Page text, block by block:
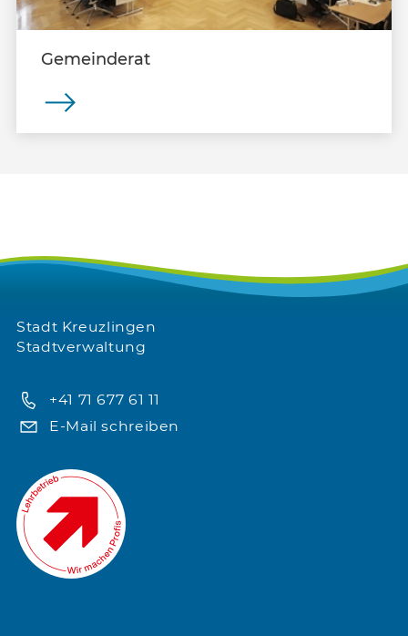
Gemeinderat
Stadt Kreuzlingen
Stadtverwaltung
+41 71 677 61 11
E-Mail schreiben